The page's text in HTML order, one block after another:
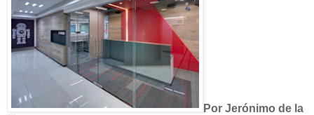
Por Jerónimo de la